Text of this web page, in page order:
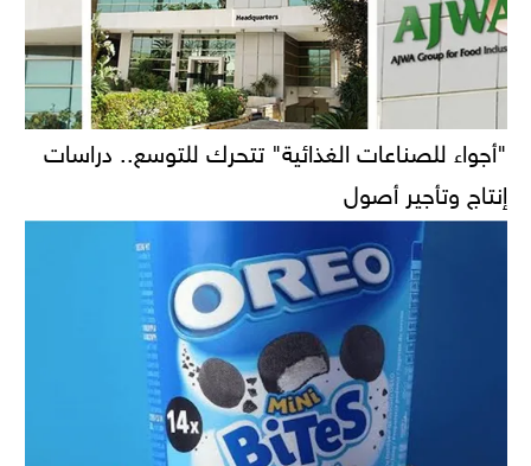
"أجواء للصناعات الغذائية" تتحرك للتوسع.. دراسات
إنتاج وتأجير أصول